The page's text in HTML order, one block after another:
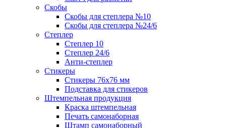
Скобы
Скобы для степлера №10
Скобы для степлера №24/6
Степлер
Степлер 10
Степлер 24/6
Анти-степлер
Стикеры
Стикеры 76x76 мм
Подставка для стикеров
Штемпельная продукция
Краска штемпельная
Печать самонаборная
Штамп самонаборный